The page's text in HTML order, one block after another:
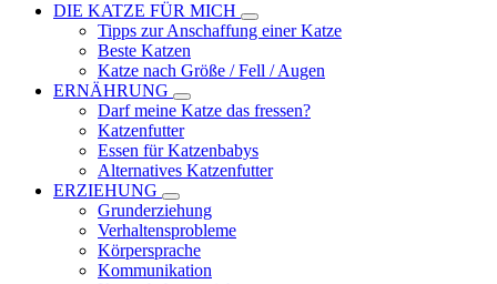
DIE KATZE FÜR MICH
Tipps zur Anschaffung einer Katze
Beste Katzen
Katze nach Größe / Fell / Augen
ERNÄHRUNG
Darf meine Katze das fressen?
Katzenfutter
Essen für Katzenbabys
Alternatives Katzenfutter
ERZIEHUNG
Grunderziehung
Verhaltensprobleme
Körpersprache
Kommunikation